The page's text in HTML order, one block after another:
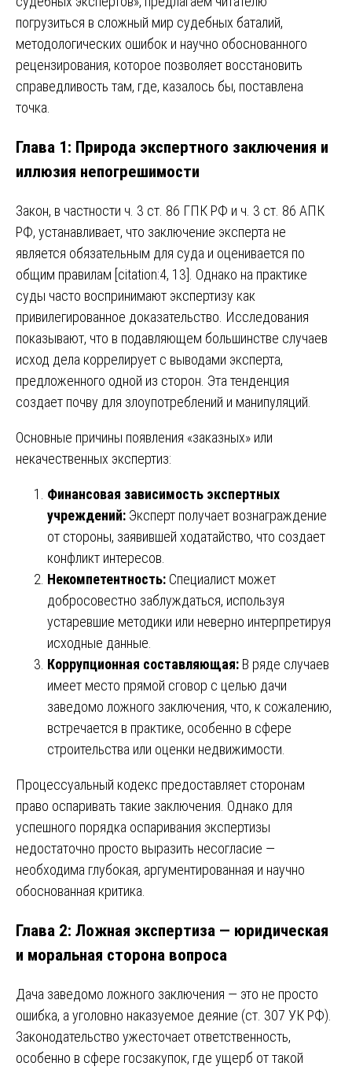
погрузиться в сложный мир судебных баталий,
методологических ошибок и научно обоснованного
рецензирования, которое позволяет восстановить
справедливость там, где, казалось бы, поставлена
точка.
Глава 1: Природа экспертного заключения и
иллюзия непогрешимости
Закон, в частности ч. 3 ст. 86 ГПК РФ и ч. 3 ст. 86 АПК
РФ, устанавливает, что заключение эксперта не
является обязательным для суда и оценивается по
общим правилам [citation:4, 13]. Однако на практике
суды часто воспринимают экспертизу как
привилегированное доказательство. Исследования
показывают, что в подавляющем большинстве случаев
исход дела коррелирует с выводами эксперта,
предложенного одной из сторон. Эта тенденция
создает почву для злоупотреблений и манипуляций.
Основные причины появления «заказных» или
некачественных экспертиз:
Финансовая зависимость экспертных
учреждений: Эксперт получает вознаграждение
от стороны, заявившей ходатайство, что создает
конфликт интересов.
Некомпетентность: Специалист может
добросовестно заблуждаться, используя
устаревшие методики или неверно интерпретируя
исходные данные.
Коррупционная составляющая: В ряде случаев
имеет место прямой сговор с целью дачи
заведомо ложного заключения, что, к сожалению,
встречается в практике, особенно в сфере
строительства или оценки недвижимости.
Процессуальный кодекс предоставляет сторонам
право оспаривать такие заключения. Однако для
успешного порядка оспаривания экспертизы
недостаточно просто выразить несогласие —
необходима глубокая, аргументированная и научно
обоснованная критика.
Глава 2: Ложная экспертиза — юридическая
и моральная сторона вопроса
Дача заведомо ложного заключения — это не просто
ошибка, а уголовно наказуемое деяние (ст. 307 УК РФ).
Законодательство ужесточает ответственность,
особенно в сфере госзакупок, где ущерб от такой